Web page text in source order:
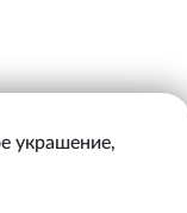
украшение,